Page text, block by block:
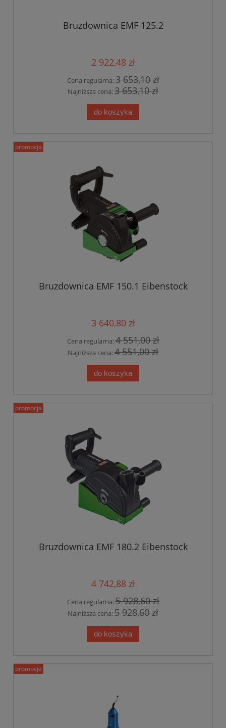
Bruzdownica EMF 125.2
2 922,48 zł
Cena regularna:3 653,10 zł
Najniższa cena:3 653,10 zł
do koszyka
Bruzdownica EMF 150.1 Eibenstock
3 640,80 zł
Cena regularna:4 551,00 zł
Najniższa cena:4 551,00 zł
do koszyka
promocja
Bruzdownica EMF 180.2 Eibenstock
4 742,88 zł
Cena regularna:5 928,60 zł
Najniższa cena:5 928,60 zł
do koszyka
promocja
promocja